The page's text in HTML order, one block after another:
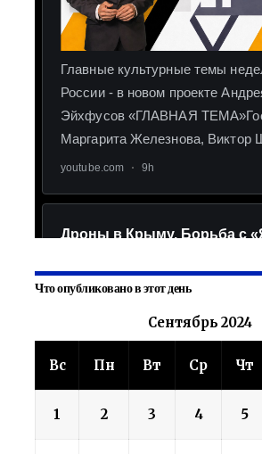
Что опубликовано в этот день
Сентябрь 2024
Вс Пн Вт Ср Чт
1 2 3 4 5